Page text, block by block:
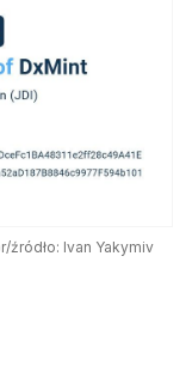
źródło: Ivan Yakymiv